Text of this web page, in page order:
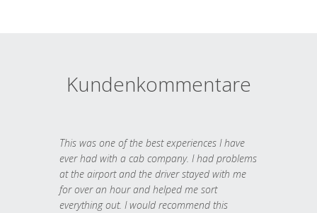
Kundenkommentare
This was one of the best experiences I have
ever had with a cab company. I had problems
at the airport and the driver stayed with me
for over an hour and helped me sort
everything out. I would recommend this